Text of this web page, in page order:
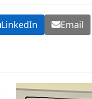
LinkedIn Email